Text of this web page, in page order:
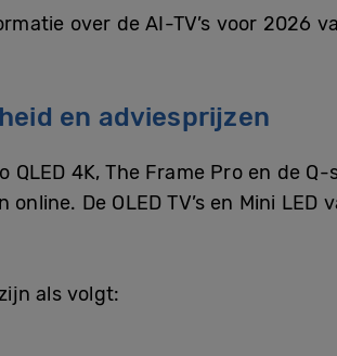
over de AI-TV’s voor 2026
en adviesprijzen
QLED 4K, The Frame Pro en de
De OLED TV’s en Mini
als volgt: